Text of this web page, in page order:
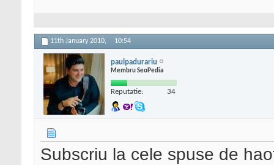
11th January 2010, 10:54
paulpadurariu
Membru SeoPedia
Reputatie: 34
Subscriu la cele spuse de